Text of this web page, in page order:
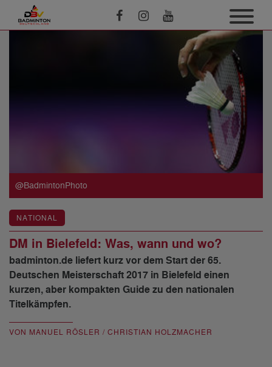
@BadmintonPhoto
NATIONAL
DM in Bielefeld: Was, wann und wo?
badminton.de liefert kurz vor dem Start der 65.
Deutschen Meisterschaft 2017 in Bielefeld einen
kurzen, aber kompakten Guide zu den nationalen
Titelkämpfen.
VON MANUEL RÖSLER / CHRISTIAN HOLZMACHER